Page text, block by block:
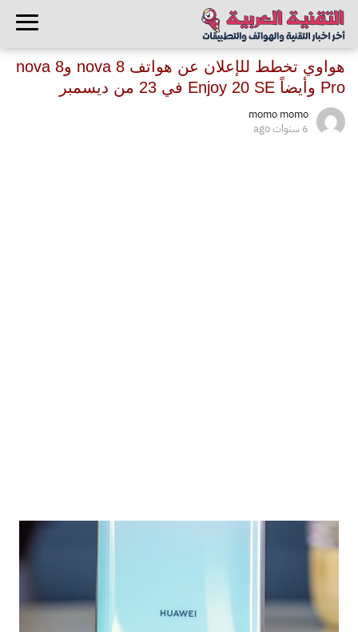
هواوي تخطط للإعلان عن هواتف nova 8 وnova 8
Pro وأيضاً Enjoy 20 SE في 23 من ديسمبر
momo momo
6 سنوات ago